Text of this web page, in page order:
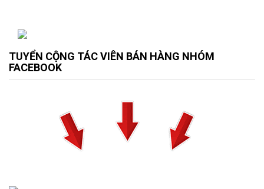
TUYỂN CỘNG TÁC VIÊN BÁN HÀNG NHÓM
FACEBOOK